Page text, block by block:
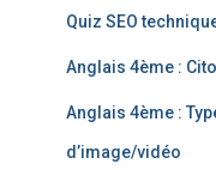
Quiz SEO
Anglais 4ème :
Anglais 4ème :
d’image/vidéo